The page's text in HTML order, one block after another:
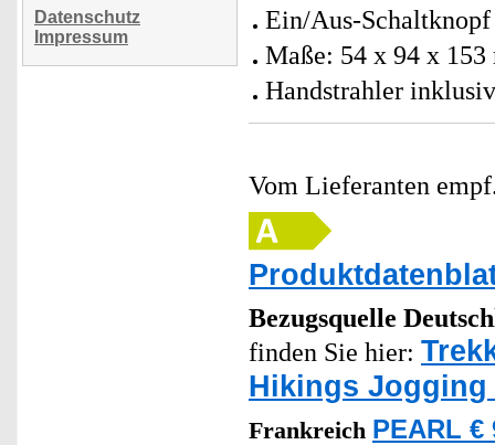
Datenschutz
Impressum
Ein/Aus-
Maße: 54 x 94 x
Handstrahler
Vom Lieferanten
Bezugsquelle
finden Sie hier:
Hikings Jogging
Frankreich PEARL €